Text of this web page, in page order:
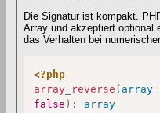
Die Signatur ist kompakt.
Array und akzeptiert optional
das Verhalten bei
<?php
array_reverse ( array
false ) : array